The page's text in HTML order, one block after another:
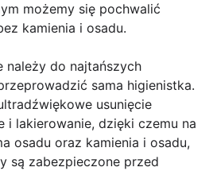
możemy się pochwalić
kamienia i osadu.
należy do najtańszych
sama higienistka.
usunięcie
i lakierowanie, dzięki czemu na
osadu oraz kamienia i osadu,
są zabezpieczone przed